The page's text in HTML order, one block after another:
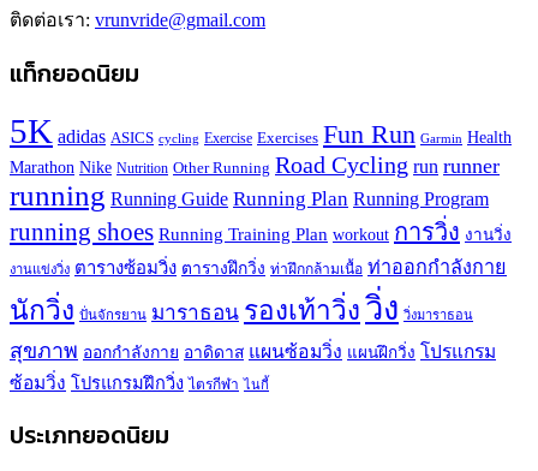
ติดต่อเรา: vrunvride@gmail.com
แท็กยอดนิยม
5K adidas ASICS cycling Exercise Exercises Fun Run Garmin Health
Marathon Nike Nutrition Other Running Road Cycling run runner
running Running Guide Running Plan Running Program
running shoes Running Training Plan workout การวิ่ง งานวิ่ง
งานแข่งวิ่ง ตารางซ้อมวิ่ง ตารางฝึกวิ่ง ท่าฝึกกล้ามเนื้อ ท่าออกกำลังกาย
นักวิ่ง ปั่นจักรยาน มาราธอน รองเท้าวิ่ง วิ่ง วิ่งมาราธอน
สุขภาพ ออกกำลังกาย อาดิดาส แผนซ้อมวิ่ง แผนฝึกวิ่ง โปรแกรม
ซ้อมวิ่ง โปรแกรมฝึกวิ่ง ไตรกีฬา ไนกี้
ประเภทยอดนิยม